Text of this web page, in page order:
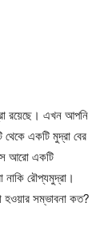
রয়েছে। এখন আপনি
থেকে একটি মুদ্রা বের
আরো একটি
নাকি রৌপ্যমুদ্রা।
হওয়ার সম্ভাবনা কত?